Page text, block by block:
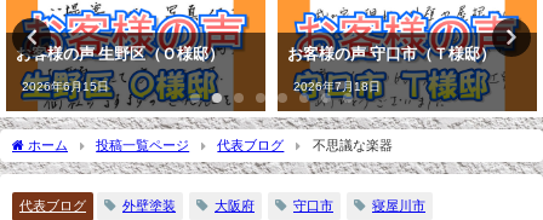
お客様の声 生野区（Ｏ様邸）
2026年6月15日
お客様の声 守口市（Ｔ様邸）
2026年7月18日
ホーム 投稿一覧ページ 代表ブログ 不思議な楽器
代表ブログ 外壁塗装 大阪府 守口市 寝屋川市